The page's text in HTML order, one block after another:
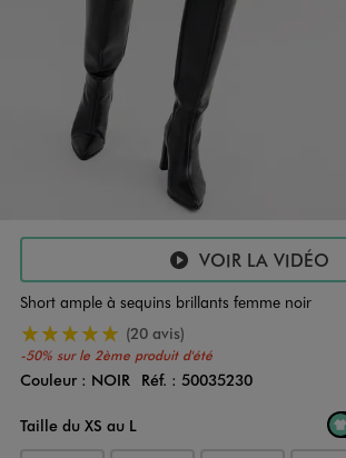
VOIR LA VIDÉO
Short ample à sequins brillants femme noir
-50% sur le 2ème produit d'été
5/5 de moyenne(20 avis)
Couleur
Couleur : NOIR Réf. : 50035230
Taille du XS au L